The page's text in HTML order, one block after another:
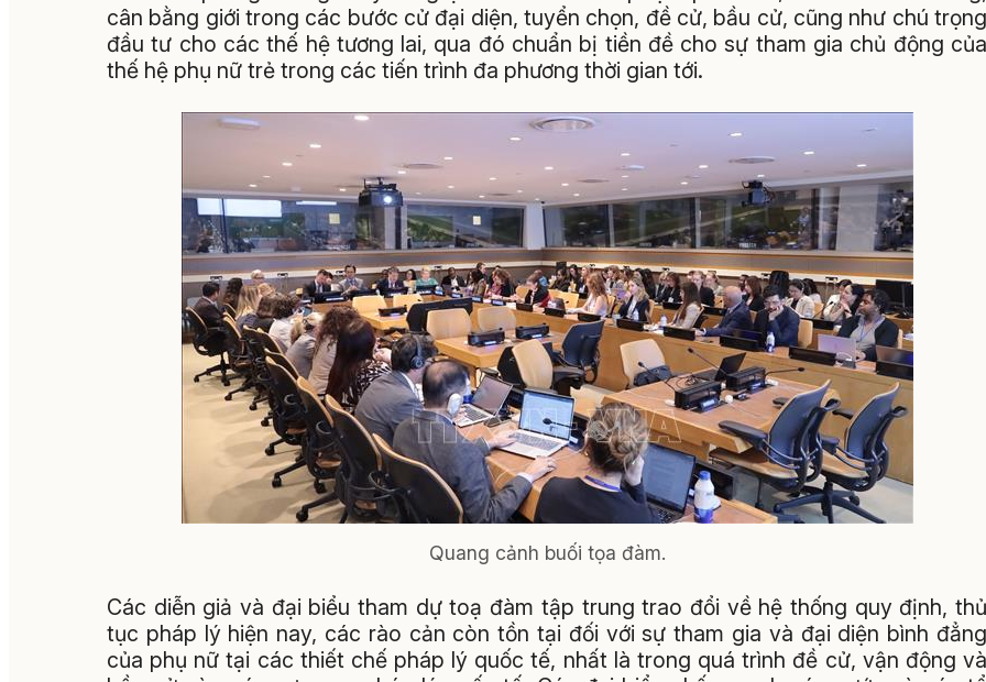
cân bằng giới trong các bước cử đại diện, tuyển chọn, đề cử, bầu cử, cũng như chú trọng
đầu tư cho các thế hệ tương lai, qua đó chuẩn bị tiền đề cho sự tham gia chủ động của
thế hệ phụ nữ trẻ trong các tiến trình đa phương thời gian tới.
Quang cảnh buối tọa đàm.
Các diễn giả và đại biểu tham dự toạ đàm tập trung trao đổi về hệ thống quy định, thủ
tục pháp lý hiện nay, các rào cản còn tồn tại đối với sự tham gia và đại diện bình đẳng
của phụ nữ tại các thiết chế pháp lý quốc tế, nhất là trong quá trình đề cử, vận động và